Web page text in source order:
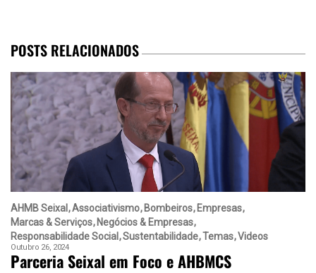
POSTS RELACIONADOS
AHMB Seixal Associativismo Bombeiros Empresas
Marcas & Serviços Negócios & Empresas
Responsabilidade Social Sustentabilidade Temas Videos
Outubro 26, 2024
Parceria Seixal em Foco e AHBMCS